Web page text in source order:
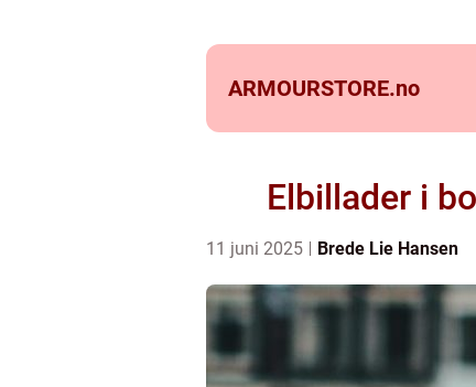
ARMOURSTORE.no
Elbillader i
11 juni 2025 Brede Lie Hansen